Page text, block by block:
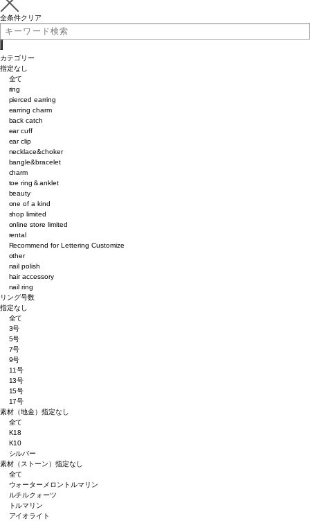
全条件クリア
カテゴリー
指定なし
全て
ring
pierced earring
earring charm
back catch
ear cuff
ear clip
necklace&choker
bangle&bracelet
charm
toe ring＆anklet
beauty
one of a kind
shop limited
online store limited
rental
Recommend for Lettering Customize
other
nail polish
hair accessory
nail ring
リング号数
指定なし
全て
3号
5号
7号
9号
11号
13号
15号
17号
素材（地金） 指定なし
全て
K18
K10
シルバー
素材（ストーン） 指定なし
全て
ウォーターメロントルマリン
ルチルクォーツ
トルマリン
アイオライト